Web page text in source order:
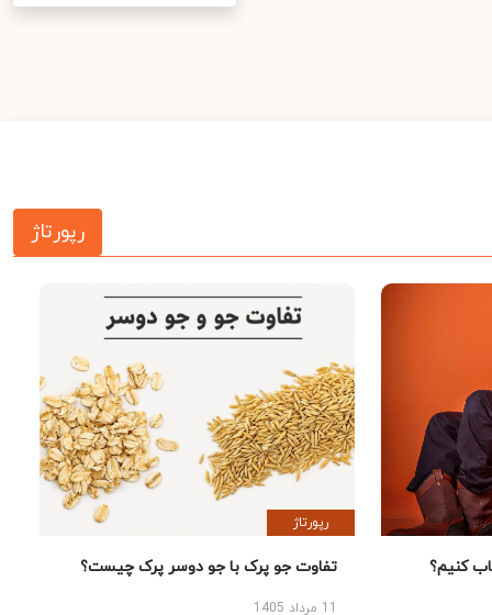
رپورتاژ
کنیم؟
رپورتاژ
تفاوت جو پرک با جو دوسر پرک چیست؟